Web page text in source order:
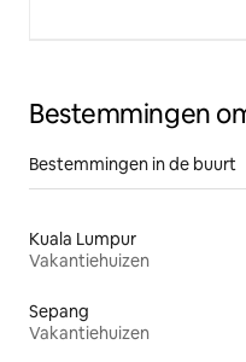
Bestemmingen
Bestemmingen in de buurt
Kuala Lumpur
Vakantiehuizen
Sepang
Vakantiehuizen